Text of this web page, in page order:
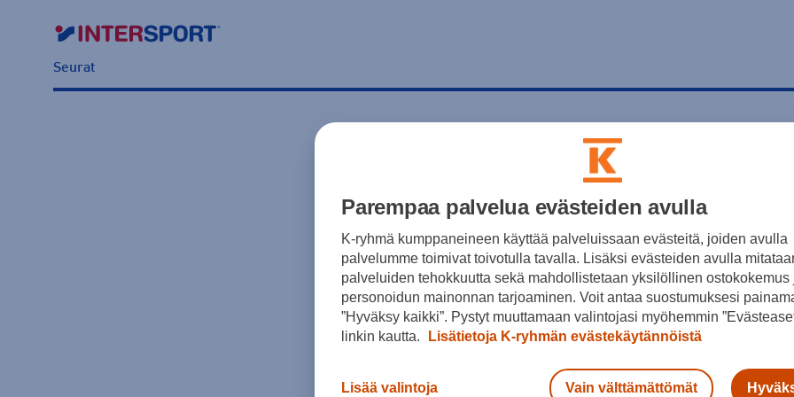
Seurat
Parempaa palvelua evästeiden avulla
K-ryhmä kumppaneineen käyttää palveluissaan evästeitä, joiden avulla
palvelumme toimivat toivotulla tavalla. Lisäksi evästeiden avulla
palveluiden tehokkuutta sekä mahdollistetaan yksilöllinen ostokokemus
personoidun mainonnan tarjoaminen. Voit antaa suostumuksesi
”Hyväksy kaikki”. Pystyt muuttamaan valintojasi myöhemmin
linkin kautta.
Lisätietoja K-ryhmän evästekäytännöistä
Lisää valintoja Vain välttämättömät